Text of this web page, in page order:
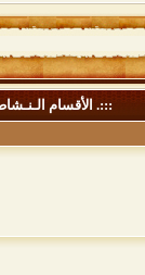
:::. الأقسام